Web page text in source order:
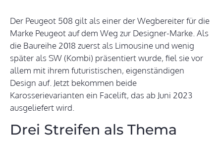
Der Peugeot 508 gilt als einer der Wegbereiter für die
Marke Peugeot auf dem Weg zur Designer-Marke. Als
die Baureihe 2018 zuerst als Limousine und wenig
später als SW (Kombi) präsentiert wurde, fiel sie vor
allem mit ihrem futuristischen, eigenständigen
Design auf. Jetzt bekommen beide
Karosserievarianten ein Facelift, das ab Juni 2023
ausgeliefert wird.
Drei Streifen als Thema